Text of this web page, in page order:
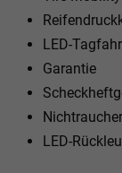
LED-
Garantie
LED-